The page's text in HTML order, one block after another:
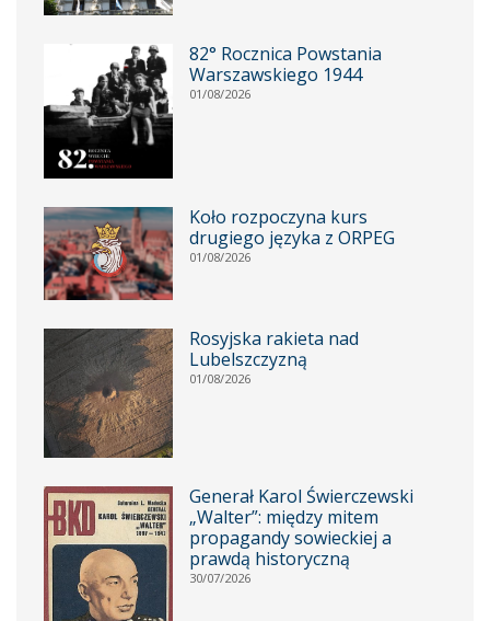
82° Rocznica Powstania
Warszawskiego 1944
01/08/2026
Koło rozpoczyna kurs
drugiego języka z ORPEG
01/08/2026
Rosyjska rakieta nad
Lubelszczyzną
01/08/2026
Generał Karol Świerczewski
„Walter”: między mitem
propagandy sowieckiej a
prawdą historyczną
30/07/2026